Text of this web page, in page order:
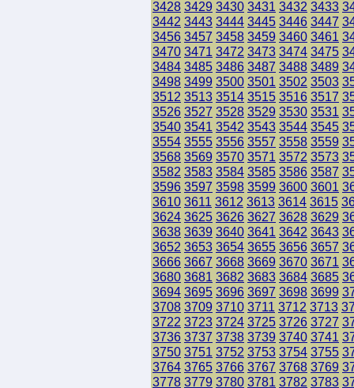
3428 3429 3430 3431 3432 3433
3442 3443 3444 3445 3446 3447
3456 3457 3458 3459 3460 3461
3470 3471 3472 3473 3474 3475
3484 3485 3486 3487 3488 3489
3498 3499 3500 3501 3502 3503
3512 3513 3514 3515 3516 3517
3526 3527 3528 3529 3530 3531
3540 3541 3542 3543 3544 3545
3554 3555 3556 3557 3558 3559
3568 3569 3570 3571 3572 3573
3582 3583 3584 3585 3586 3587
3596 3597 3598 3599 3600 3601
3610 3611 3612 3613 3614 3615
3624 3625 3626 3627 3628 3629
3638 3639 3640 3641 3642 3643
3652 3653 3654 3655 3656 3657
3666 3667 3668 3669 3670 3671
3680 3681 3682 3683 3684 3685
3694 3695 3696 3697 3698 3699
3708 3709 3710 3711 3712 3713
3722 3723 3724 3725 3726 3727
3736 3737 3738 3739 3740 3741
3750 3751 3752 3753 3754 3755
3764 3765 3766 3767 3768 3769
3778 3779 3780 3781 3782 3783